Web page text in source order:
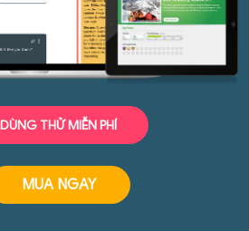
DÙNG THỬ MIỄN PHÍ
MUA NGAY